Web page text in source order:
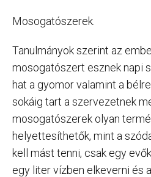
Mosogatószerek.
Tanulmányok szerint az
mosogatószert esznek napi
hat a gyomor valamint a
sokáig tart a szervezetnek
mosogatószerek olyan
helyettesíthetők, mint a
kell mást tenni, csak egy
egy liter vízben elkeverni és